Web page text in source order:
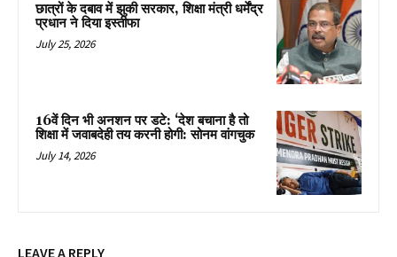
छात्रों के दबाव में झुकी सरकार, शिक्षा मंत्री धर्मेंद्र
प्रधान ने दिया इस्तीफा
July 25, 2026
16वें दिन भी अनशन पर डटे: ‘देश बचाना है तो
शिक्षा में जवाबदेही तय करनी होगी: सोनम वांगचुक
July 14, 2026
LEAVE A REPLY